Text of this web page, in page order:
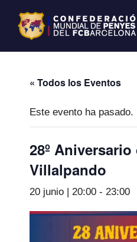
« Todos los Eventos
Este evento ha pasado.
28º Aniversario
Villalpando
20 junio | 20:00 - 23:00